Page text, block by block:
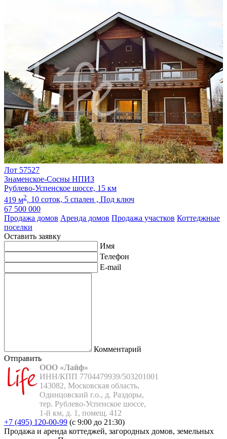
Лот 57527
Знаменское-Сосны НПИЗ
Рублево-Успенское шоссе, 15 км
419 м2, 10 соток, 5 спален , Под ключ
67 500 000
Продажа домов Аренда домов Продажа участков Коттеджные
поселки
Оставить заявку
Имя
Телефон
E-mail
Комментарий
Отправить
ООО «Лайф»
ИНН/КПП 7704479939/503201001
143082, Московская область,
Одинцовский г.о., д. Раздоры,
тер. Рублево-Успенское шоссе,
1-й км, д. 1, помещ. 412
+7 (495) 120-00-99 (с 9:00 до 21:30)
Продажа и аренда коттеджей, загородных домов, земельных